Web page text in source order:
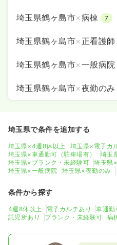
埼玉県鶴ヶ島市×病棟 7
埼玉県鶴ヶ島市× 正看護師
埼玉県鶴ヶ島市×一般病院
埼玉県鶴ヶ島市×夜勤のみ
埼玉県で条件を追加する
埼玉県×4週8休以上
埼玉県×電子カ
埼玉県×車通勤可（駐車場有）
埼玉
埼玉県×ブランク・未経験可
埼玉県
埼玉県×一般病院
埼玉県×夜勤のみ
条件から探す
4週8休以上 電子カルテあり 車通勤
託児所あり
ブランク・未経験可 病